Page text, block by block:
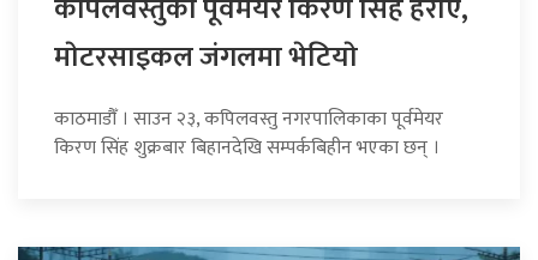
माेटरसाइकल जंगलमा भेटियाे
काठमाडौँ । साउन २३, कपिलवस्तु नगरपालिकाका पूर्वमेयर
किरण सिंह शुक्रबार बिहानदेखि सम्पर्कबिहीन भएका छन् ।